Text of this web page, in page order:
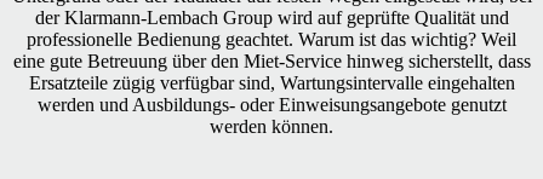
der Klarmann-Lembach Group wird auf geprüfte Qualität und
professionelle Bedienung geachtet. Warum ist das wichtig? Weil
eine gute Betreuung über den Miet-Service hinweg sicherstellt, dass
Ersatzteile zügig verfügbar sind, Wartungsintervalle eingehalten
werden und Ausbildungs- oder Einweisungsangebote genutzt
werden können.